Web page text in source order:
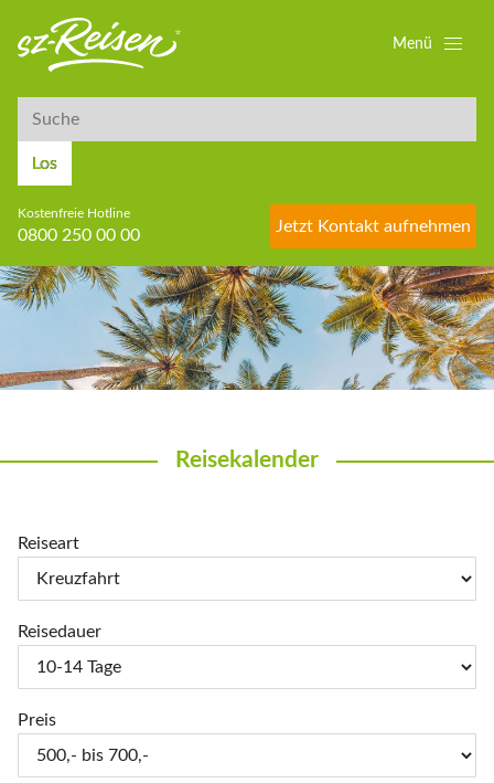
Suche
Los
Kostenfreie Hotline
0800 250 00 00
Jetzt Kontakt aufnehmen
Menü
Reisekalender
Reiseart
Reisedauer
Preis